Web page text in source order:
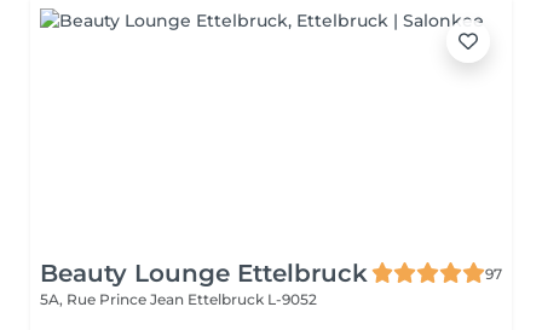
Beauty Lounge Ettelbruck
97
5A, Rue Prince Jean Ettelbruck L-9052